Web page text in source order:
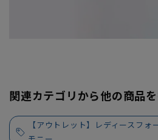
関連カテゴリから他の商品
【アウトレット】レディースフ